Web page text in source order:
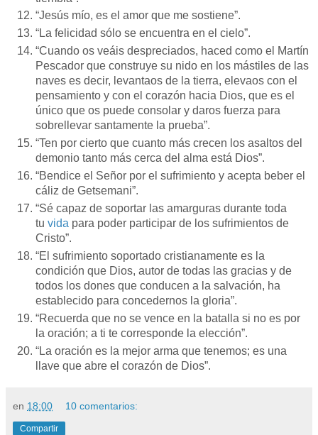
“Jesús mío, es el amor que me sostiene”.
“La felicidad sólo se encuentra en el cielo”.
“Cuando os veáis despreciados, haced como el Martín
Pescador que construye su nido en los mástiles de las
naves es decir, levantaos de la tierra, elevaos con el
pensamiento y con el corazón hacia Dios, que es el
único que os puede consolar y daros fuerza para
sobrellevar santamente la prueba”.
“Ten por cierto que cuanto más crecen los asaltos del
demonio tanto más cerca del alma está Dios”.
“Bendice el Señor por el sufrimiento y acepta beber el
cáliz de Getsemani”.
“Sé capaz de soportar las amarguras durante toda
tu vida para poder participar de los sufrimientos de
Cristo”.
“El sufrimiento soportado cristianamente es la
condición que Dios, autor de todas las gracias y de
todos los dones que conducen a la salvación, ha
establecido para concedernos la gloria”.
“Recuerda que no se vence en la batalla si no es por
la oración; a ti te corresponde la elección”.
“La oración es la mejor arma que tenemos; es una
llave que abre el corazón de Dios”.
en 18:00 10 comentarios:
Compartir